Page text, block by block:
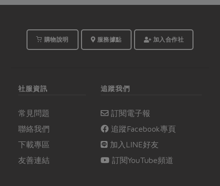
家蔣勳對縱谷日常的描
想吃卻不願意出門；所
兩道能補充豐富營養的
當季蔬果土鍋料理，讓
身心。
購物說明 服務據點 加入合作社
社服資訊
常見問題
聯絡我們
下載專區
友善連結
追蹤我們
訂閱電子報
追蹤Facebook專頁
加入LINE好友
訂閱YouTube頻道